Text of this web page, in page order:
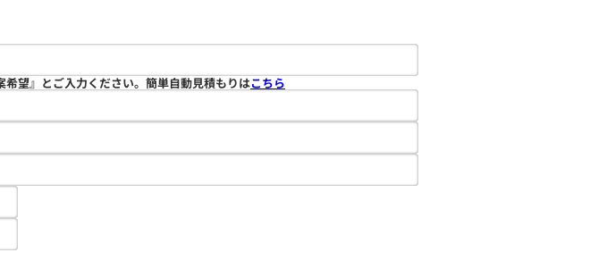
望』とご入力ください。簡単自動見積もりはこちら